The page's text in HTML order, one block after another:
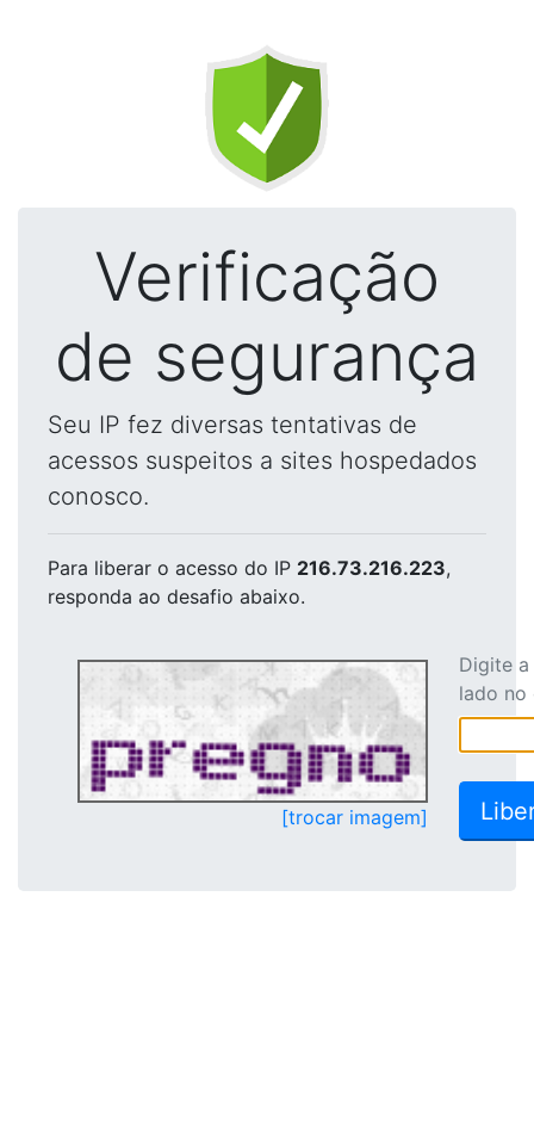
Verificação
de segurança
Seu IP fez diversas tentativas de
acessos suspeitos a sites hospedados
conosco.
Para liberar o acesso do IP 216.73.216.223,
responda ao desafio abaixo.
[trocar imagem]
Digite
lado no